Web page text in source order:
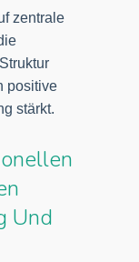
zentrale
positive
stärkt.
Und